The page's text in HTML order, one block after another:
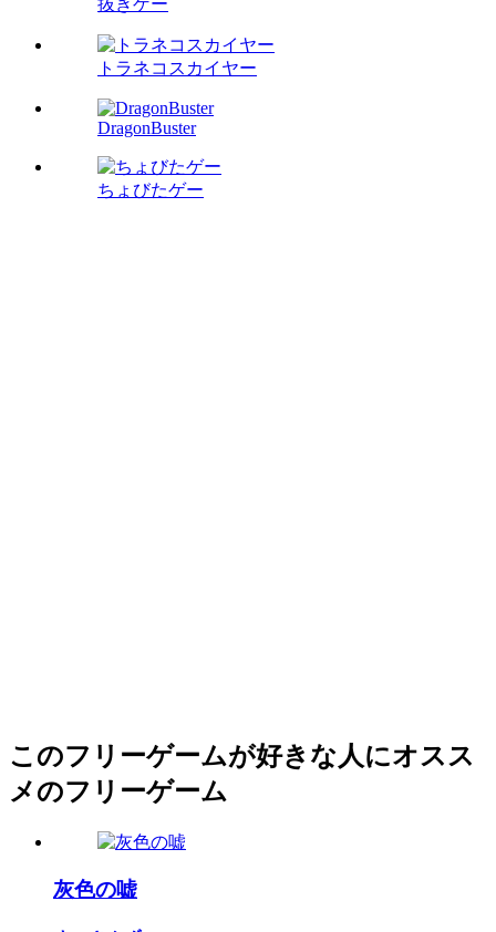
抜きゲー
トラネコスカイヤー
DragonBuster
ちょびたゲー
このフリーゲームが好きな人にオスス
メのフリーゲーム
灰色の嘘